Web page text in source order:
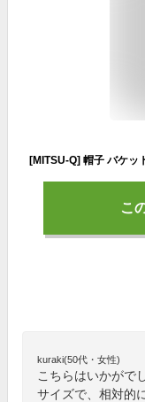
こ
kuraki(50代・女性)
こちらはいかがで
サイズで、相対的